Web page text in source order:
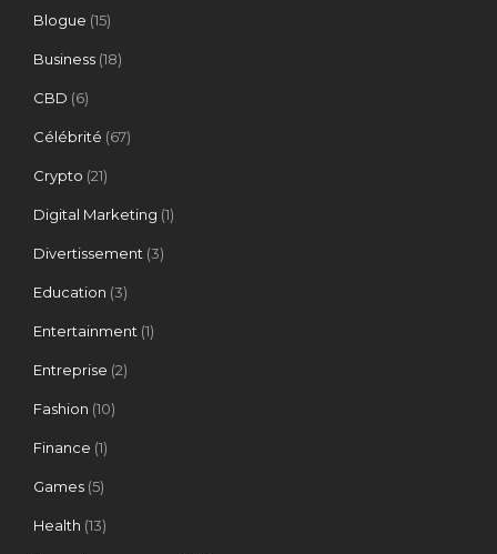
Blogue (15)
Business (18)
CBD (6)
Célébrité (67)
Crypto (21)
Digital Marketing (1)
Divertissement (3)
Education (3)
Entertainment (1)
Entreprise (2)
Fashion (10)
Finance (1)
Games (5)
Health (13)